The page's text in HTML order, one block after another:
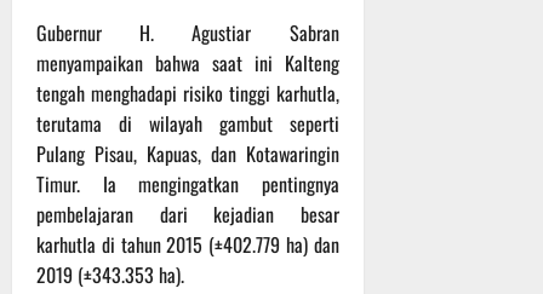
Gubernur H. Agustiar Sabran
menyampaikan bahwa saat ini Kalteng
tengah menghadapi risiko tinggi karhutla,
terutama di wilayah gambut seperti
Pulang Pisau, Kapuas, dan Kotawaringin
Timur. Ia mengingatkan pentingnya
pembelajaran dari kejadian besar
karhutla di tahun 2015 (±402.779 ha) dan
2019 (±343.353 ha).